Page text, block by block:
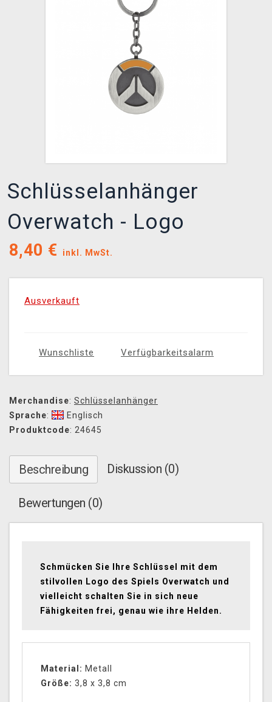
Schlüsselanhänger
Overwatch - Logo
8,40 € inkl. MwSt.
Ausverkauft
Wunschliste Verfügbarkeitsalarm
Merchandise: Schlüsselanhänger
Sprache:
Englisch
Produktcode: 24645
Beschreibung Diskussion (0)
Bewertungen (0)
Schmücken Sie Ihre Schlüssel mit dem
stilvollen Logo des Spiels Overwatch und
vielleicht schalten Sie in sich neue
Fähigkeiten frei, genau wie ihre Helden.
Material: Metall
Größe: 3,8 x 3,8 cm